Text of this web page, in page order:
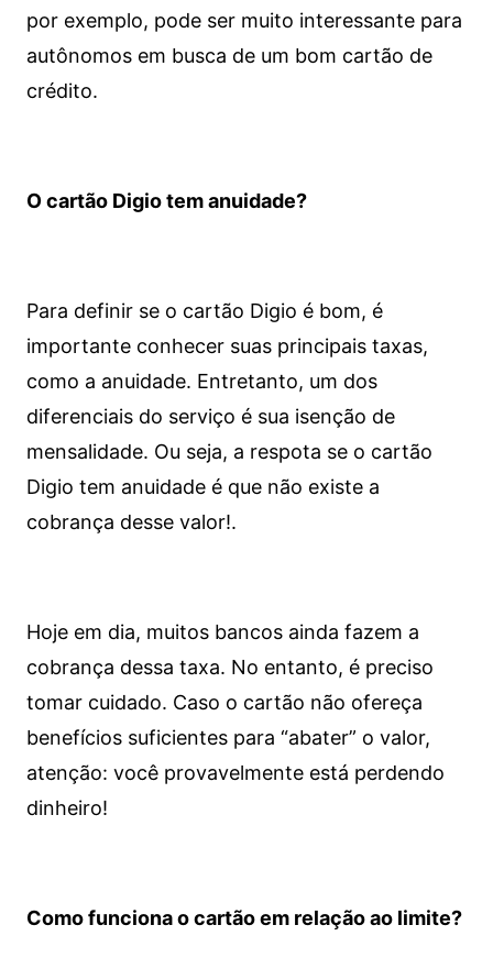
por exemplo, pode ser muito interessante para
autônomos em busca de um bom cartão de
crédito.
O cartão Digio tem anuidade?
Para definir se o cartão Digio é bom, é
importante conhecer suas principais taxas,
como a anuidade. Entretanto, um dos
diferenciais do serviço é sua isenção de
mensalidade. Ou seja, a respota se o cartão
Digio tem anuidade é que não existe a
cobrança desse valor!.
Hoje em dia, muitos bancos ainda fazem a
cobrança dessa taxa. No entanto, é preciso
tomar cuidado. Caso o cartão não ofereça
benefícios suficientes para “abater” o valor,
atenção: você provavelmente está perdendo
dinheiro!
Como funciona o cartão em relação ao limite?